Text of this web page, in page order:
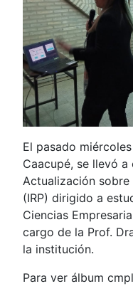
El pasado
Caacupé, se llevó
Actualización sobre
(IRP) dirigido a
Ciencias
cargo de la Prof.
la institución.
Para ver álbum